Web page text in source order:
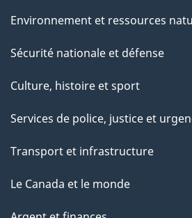
Environnement et ressources
Sécurité nationale et défense
Culture, histoire et sport
Services de police, justice et
Transport et infrastructure
Le Canada et le monde